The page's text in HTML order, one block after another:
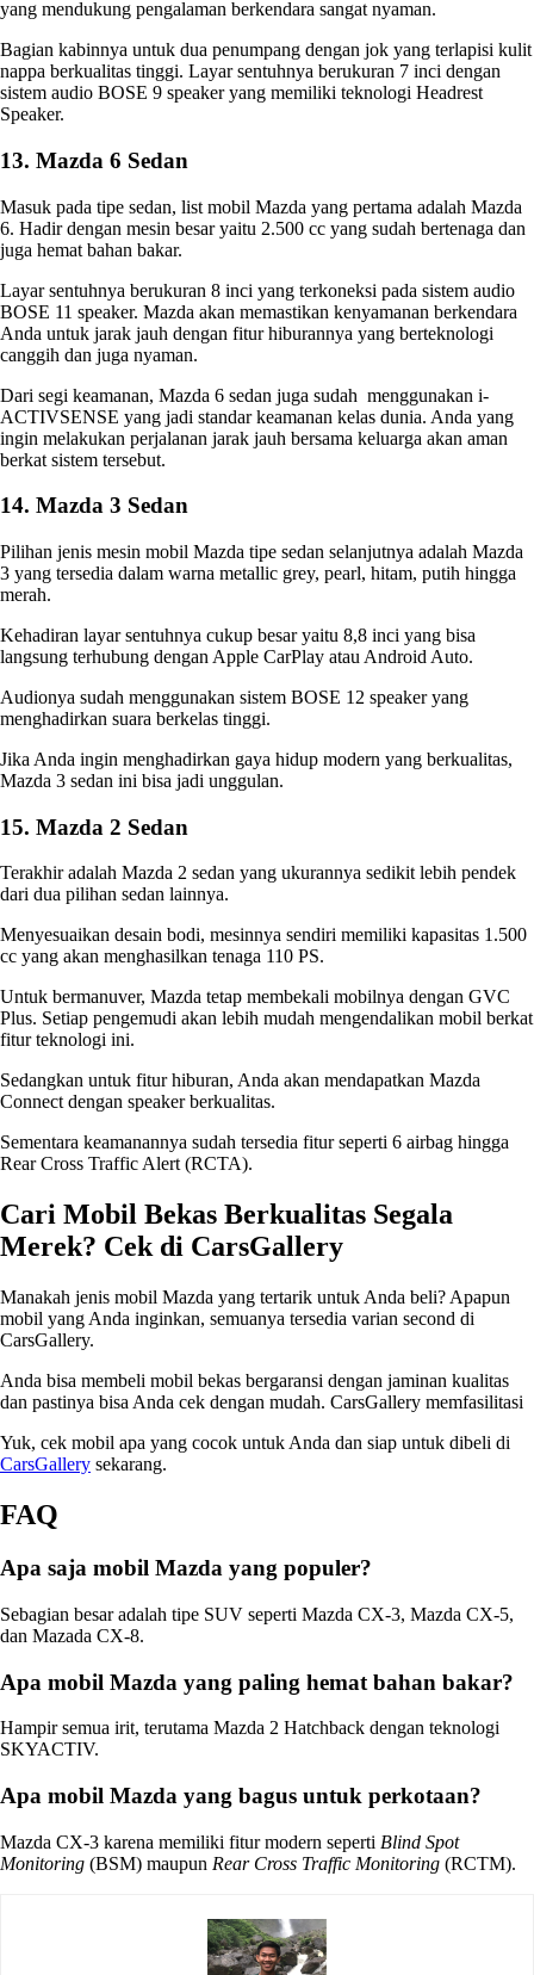
yang mendukung pengalaman berkendara sangat nyaman.
Bagian kabinnya untuk dua penumpang dengan jok yang terlapisi kulit
nappa berkualitas tinggi. Layar sentuhnya berukuran 7 inci dengan
sistem audio BOSE 9 speaker yang memiliki teknologi Headrest
Speaker.
13. Mazda 6 Sedan
Masuk pada tipe sedan, list mobil Mazda yang pertama adalah Mazda
6. Hadir dengan mesin besar yaitu 2.500 cc yang sudah bertenaga dan
juga hemat bahan bakar.
Layar sentuhnya berukuran 8 inci yang terkoneksi pada sistem audio
BOSE 11 speaker. Mazda akan memastikan kenyamanan berkendara
Anda untuk jarak jauh dengan fitur hiburannya yang berteknologi
canggih dan juga nyaman.
Dari segi keamanan, Mazda 6 sedan juga sudah menggunakan i-
ACTIVSENSE yang jadi standar keamanan kelas dunia. Anda yang
ingin melakukan perjalanan jarak jauh bersama keluarga akan aman
berkat sistem tersebut.
14. Mazda 3 Sedan
Pilihan jenis mesin mobil Mazda tipe sedan selanjutnya adalah Mazda
3 yang tersedia dalam warna metallic grey, pearl, hitam, putih hingga
merah.
Kehadiran layar sentuhnya cukup besar yaitu 8,8 inci yang bisa
langsung terhubung dengan Apple CarPlay atau Android Auto.
Audionya sudah menggunakan sistem BOSE 12 speaker yang
menghadirkan suara berkelas tinggi.
Jika Anda ingin menghadirkan gaya hidup modern yang berkualitas,
Mazda 3 sedan ini bisa jadi unggulan.
15. Mazda 2 Sedan
Terakhir adalah Mazda 2 sedan yang ukurannya sedikit lebih pendek
dari dua pilihan sedan lainnya.
Menyesuaikan desain bodi, mesinnya sendiri memiliki kapasitas 1.500
cc yang akan menghasilkan tenaga 110 PS.
Untuk bermanuver, Mazda tetap membekali mobilnya dengan GVC
Plus. Setiap pengemudi akan lebih mudah mengendalikan mobil berkat
fitur teknologi ini.
Sedangkan untuk fitur hiburan, Anda akan mendapatkan Mazda
Connect dengan speaker berkualitas.
Sementara keamanannya sudah tersedia fitur seperti 6 airbag hingga
Rear Cross Traffic Alert (RCTA).
Cari Mobil Bekas Berkualitas Segala
Merek? Cek di CarsGallery
Manakah jenis mobil Mazda yang tertarik untuk Anda beli? Apapun
mobil yang Anda inginkan, semuanya tersedia varian second di
CarsGallery.
Anda bisa membeli mobil bekas bergaransi dengan jaminan kualitas
dan pastinya bisa Anda cek dengan mudah. CarsGallery memfasilitasi
Yuk, cek mobil apa yang cocok untuk Anda dan siap untuk dibeli di
CarsGallery sekarang.
FAQ
Apa saja mobil Mazda yang populer?
Sebagian besar adalah tipe SUV seperti Mazda CX-3, Mazda CX-5,
dan Mazada CX-8.
Apa mobil Mazda yang paling hemat bahan bakar?
Hampir semua irit, terutama Mazda 2 Hatchback dengan teknologi
SKYACTIV.
Apa mobil Mazda yang bagus untuk perkotaan?
Mazda CX-3 karena memiliki fitur modern seperti Blind Spot
Monitoring (BSM) maupun Rear Cross Traffic Monitoring (RCTM).